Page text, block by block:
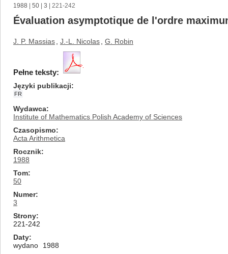
1988 50 3 | 221-242
Évaluation asymptotique de l'ordre
J. P. Massias J.-L. Nicolas G. Robin
Pełne teksty:
Języki publikacji
FR
Wydawca
Institute of Mathematics Polish Academy of Sciences
Czasopismo
Acta Arithmetica
Rocznik
1988
Tom
50
Numer
3
Strony
221-242
Daty
wydano
1988